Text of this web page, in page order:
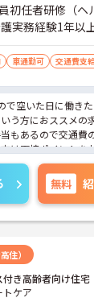
初任者研修（ヘ
実務経験1年以
車通勤可 交通費支
で空いた日に働き
う方におススメの
もあるので交通費
は面接ポイントを
い合わせください
無料
住）
き高齢者向け住
トケア